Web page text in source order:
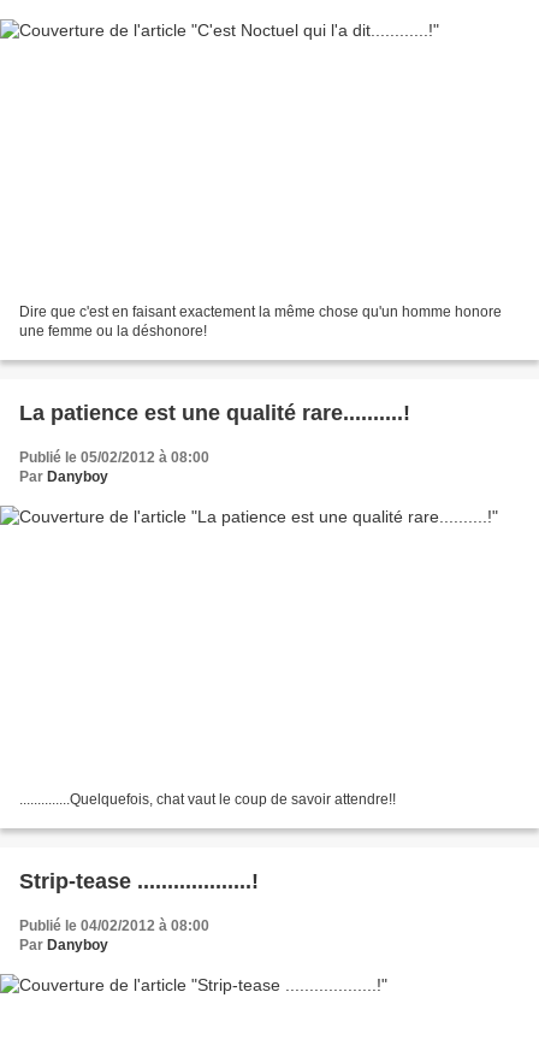
Dire que c'est en faisant exactement la même chose qu'un homme honore
une femme ou la déshonore!
La patience est une qualité rare..........!
Publié le 05/02/2012 à 08:00
Par Danyboy
..............Quelquefois, chat vaut le coup de savoir attendre!!
Strip-tease ...................!
Publié le 04/02/2012 à 08:00
Par Danyboy